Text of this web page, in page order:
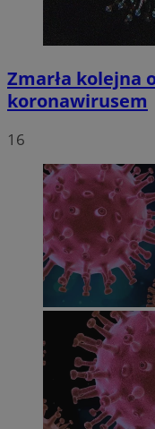
Zmarła kolejna
koronawirusem
16